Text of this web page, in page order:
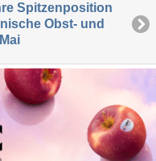
Spitzenposition
Obst- und